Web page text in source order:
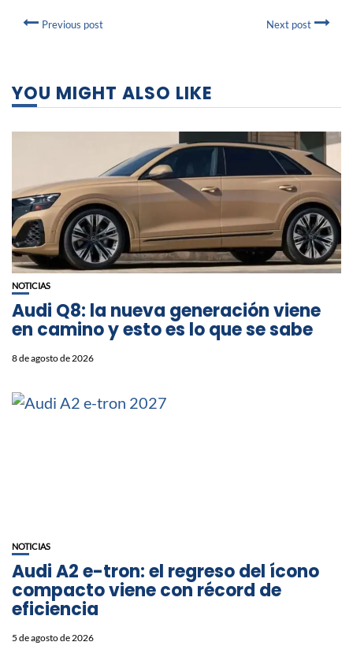
Previous post Next post
YOU MIGHT ALSO LIKE
NOTICIAS
Audi Q8: la nueva generación viene
en camino y esto es lo que se sabe
8 de agosto de 2026
NOTICIAS
Audi A2 e-tron: el regreso del ícono
compacto viene con récord de
eficiencia
5 de agosto de 2026